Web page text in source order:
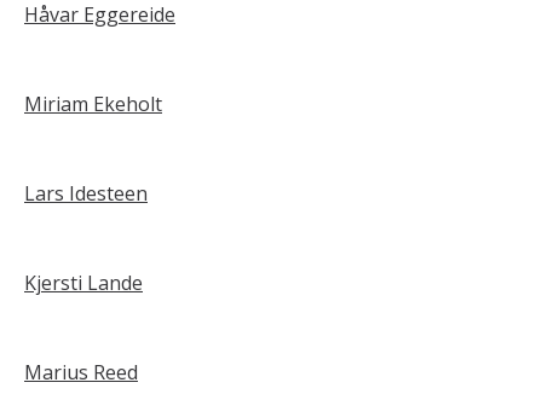
Håvar Eggereide
Miriam Ekeholt
Lars Idesteen
Kjersti Lande
Marius Reed